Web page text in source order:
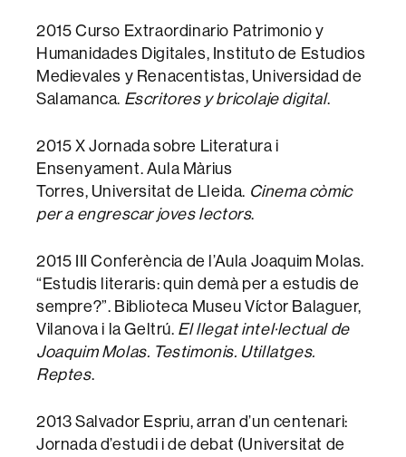
2015 Curso Extraordinario Patrimonio y
Humanidades Digitales, Instituto de Estudios
Medievales y Renacentistas, Universidad de
Salamanca. Escritores y bricolaje digital.
2015 X Jornada sobre Literatura i
Ensenyament. Aula Màrius
Torres, Universitat de Lleida. Cinema còmic
per a engrescar joves lectors.
2015 III Conferència de l’Aula Joaquim Molas.
“Estudis literaris: quin demà per a estudis de
sempre?”. Biblioteca Museu Víctor Balaguer,
Vilanova i la Geltrú. El llegat intel·lectual de
Joaquim Molas. Testimonis. Utillatges.
Reptes.
2013 Salvador Espriu, arran d’un centenari:
Jornada d’estudi i de debat (Universitat de